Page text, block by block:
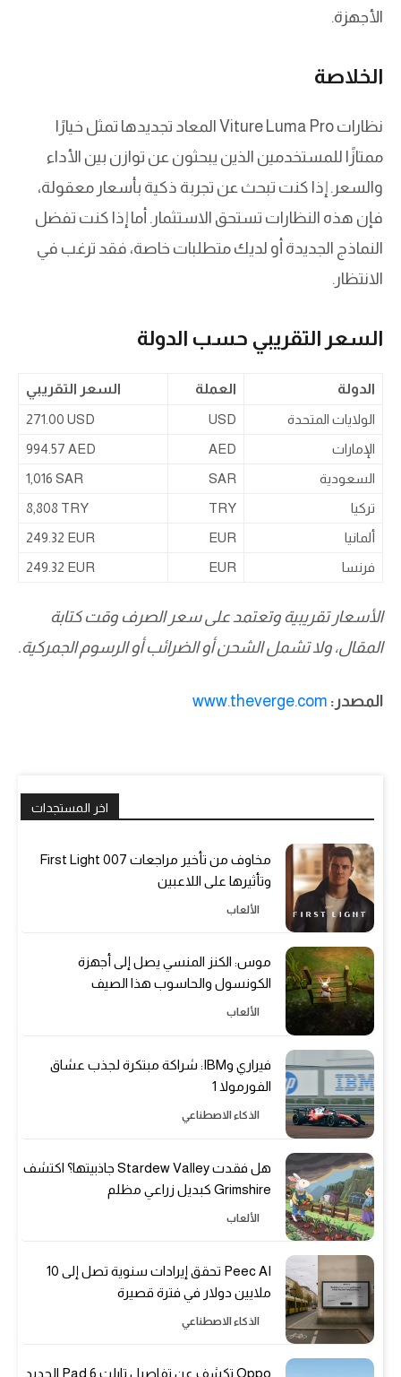
الأجهزة.
الخلاصة
نظارات Viture Luma Pro المعاد تجديدها تمثل خيارًا
ممتازًا للمستخدمين الذين يبحثون عن توازن بين الأداء
والسعر. إذا كنت تبحث عن تجربة ذكية بأسعار معقولة،
فإن هذه النظارات تستحق الاستثمار. أما إذا كنت تفضل
النماذج الجديدة أو لديك متطلبات خاصة، فقد ترغب في
الانتظار.
السعر التقريبي حسب الدولة
الدولة العملة
السعر التقريبي
الولايات المتحدة
USD
271.00 USD
الإمارات
AED
994.57 AED
السعودية
SAR
1,016 SAR
تركيا
TRY
8,808 TRY
ألمانيا
EUR
249.32 EUR
فرنسا
EUR
249.32 EUR
الأسعار تقريبية وتعتمد على سعر الصرف وقت كتابة
المقال، ولا تشمل الشحن أو الضرائب أو الرسوم الجمركية.
المصدر: www.theverge.com
اخر المستجدات
مخاوف من تأخير مراجعات 007 First Light
وتأثيرها على اللاعبين
الألعاب
موس: الكنز المنسي يصل إلى أجهزة
الكونسول والحاسوب هذا الصيف
الألعاب
فيراري وIBM: شراكة مبتكرة لجذب عشاق
الفورمولا 1
الذكاء الاصطناعي
هل فقدت Stardew Valley جاذبيتها؟ اكتشف
Grimshire كبديل زراعي مظلم
الألعاب
Peec AI تحقق إيرادات سنوية تصل إلى 10
ملايين دولار في فترة قصيرة
الذكاء الاصطناعي
Oppo تكشف عن تفاصيل تابلت Pad 6 الجديد